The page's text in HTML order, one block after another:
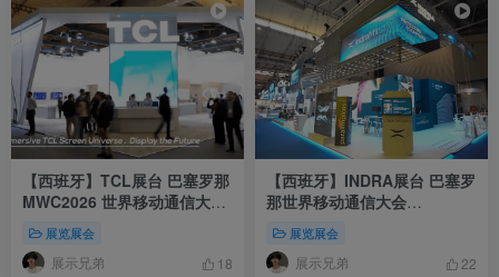
【西班牙】TCL展台 巴塞罗那
MWC2026 世界移动通信大会
47.37M
展览展会
展示兄弟 18
【西班牙】INDRA展台 巴塞罗
那世界移动通信大会
55.33M
展览展会
展示兄弟 22